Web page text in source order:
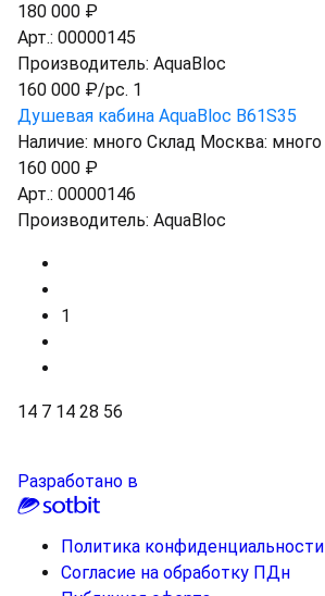
180 000 ₽
Арт.: 00000145
Производитель: AquaBloc
160 000 ₽/pc. 1
Душевая кабина AquaBloc B61S35
Наличие: много Склад Москва: много
160 000 ₽
Арт.: 00000146
Производитель: AquaBloc
1
14 7 14 28 56
Разработано в
Политика конфиденциальности
Согласие на обработку ПДн